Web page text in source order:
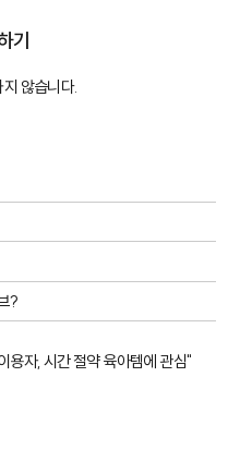
기
않습니다.
?
용자, 시간 절약 육아템에 관심"